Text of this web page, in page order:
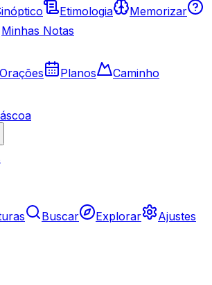
Etimologia
Memorizar
Minhas Notas
Orações Planos Caminho
Buscar Explorar Ajustes